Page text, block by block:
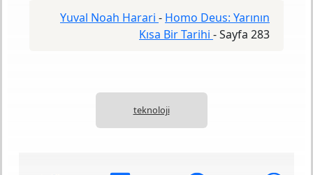
Yuval Noah Harari - Homo Deus: Yarının
Kısa Bir Tarihi -Sayfa 283
teknoloji